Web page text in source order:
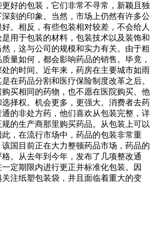
好的包装，它们非常不寻常，新颖且独
刻的印象。当然，市场上仍然有许多公
。相反，有些包装相对较差，不会给人
用于包装的材料，包装技术以及装饰和
，这与公司的规模和实力有关。由于粗
量如何，都会影响药品的销售。毕竟，
的时间。近年来，药房在主要城市如雨
在药品分割和医疗保险制度改革之后。
买相同的药物，也不愿在医院购买。他
择权。机会更多，更强大。消费者去药
的非处方药，他们喜欢从包装完整，详
的生产商那里购买药品。从包装上可以
，在流行市场中，药品的包装非常重
国目前正在大力整顿药品市场，药品的
。从去年到今年，发布了几项整改通
定期限内进行更正并标准化包装。因
注纸塑包装袋，并且面临着重大的变